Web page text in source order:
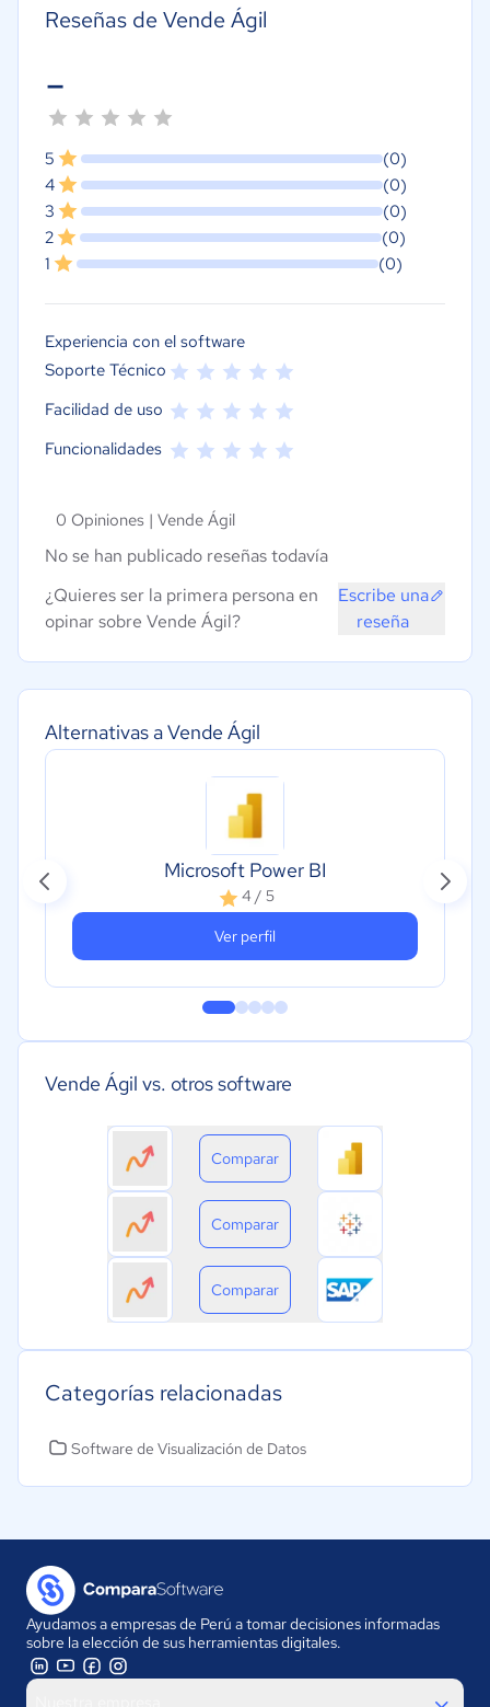
Alternativas a Vende Ágil
Microsoft Power BI
4 / 5
Ver perfil
Vende Ágil vs. otros software
Comparar
Comparar
Comparar
Categorías relacionadas
Software de Visualización de Datos
Reseñas de Vende Ágil
-
5
(0)
4
(0)
3
(0)
2
(0)
1
(0)
Experiencia con el software
Soporte Técnico
Facilidad de uso
Funcionalidades
0 Opiniones | Vende Ágil
No se han publicado reseñas todavía
¿Quieres ser la primera persona en
opinar sobre Vende Ágil?
Escribe una
reseña
Ayudamos a empresas de Perú a tomar decisiones informadas
sobre la elección de sus herramientas digitales.